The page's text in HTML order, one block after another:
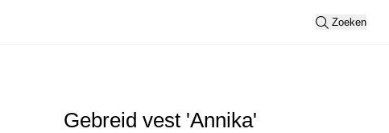
Zoeken
Gebreid vest 'Annika'